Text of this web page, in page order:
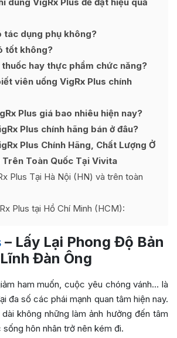
tác dụng phụ không?
tốt không?
thuốc hay thực phẩm chức năng?
viên uống VigRx Plus chính
Plus giá bao nhiêu hiện nay?
Plus chính hãng bán ở đâu?
Plus Chính Hãng, Chất Lượng Ở
Trên Toàn Quốc Tại Vivita
Plus Tại Hà Nội (HN) và trên toàn
Plus tại Hồ Chí Minh (HCM):
– Lấy Lại Phong Độ Bản
Lĩnh Đàn Ông
ham muốn, cuộc yêu chóng vánh… là
đa số các phái mạnh quan tâm hiện nay.
không những làm ảnh hưởng đến tâm
hôn nhân trở nên kém đi.